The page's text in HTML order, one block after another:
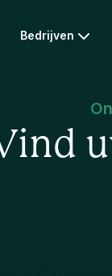
Bedrijven